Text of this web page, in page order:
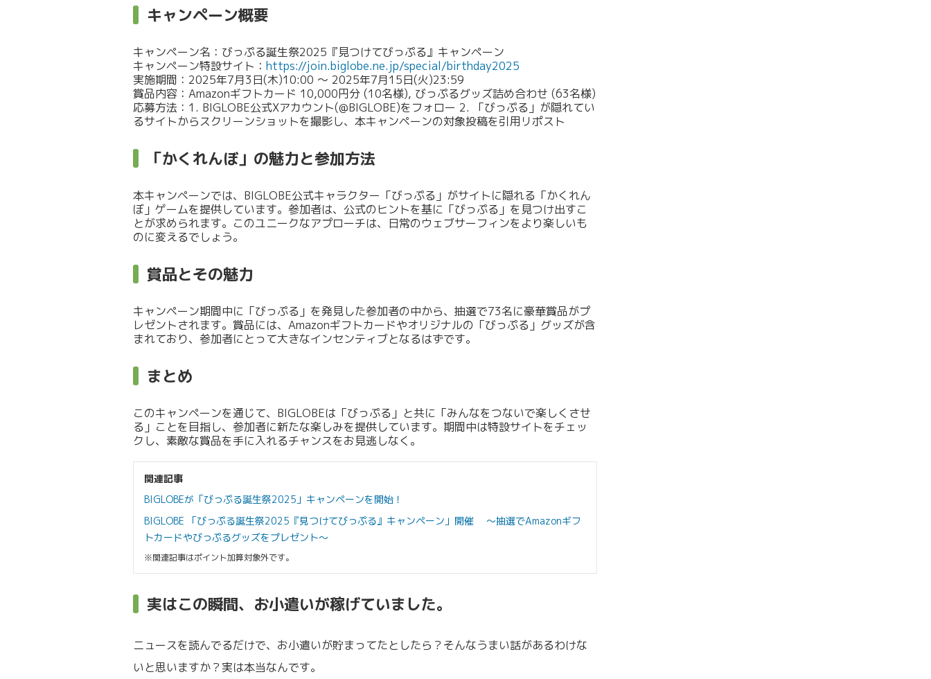
キャンペーン概要
キャンペーン名：びっぷる誕生祭2025『見つけてびっぷる』キャンペーン
キャンペーン特設サイト： https://join.biglobe.ne.jp/special/birthday2025
実施期間：2025年7月3日(木)10:00 ～ 2025年7月15日(火)23:59
賞品内容：Amazonギフトカード 10,000円分 (10名様), びっぷるグッズ詰め合わせ (63名様)
応募方法：1. BIGLOBE公式Xアカウント(@BIGLOBE)をフォロー 2. 「びっぷる」が隠れてい
るサイトからスクリーンショットを撮影し、本キャンペーンの対象投稿を引用リポスト
「かくれんぼ」の魅力と参加方法
本キャンペーンでは、BIGLOBE公式キャラクター「びっぷる」がサイトに隠れる「かくれん
ぼ」ゲームを提供しています。参加者は、公式のヒントを基に「びっぷる」を見つけ出すこ
とが求められます。このユニークなアプローチは、日常のウェブサーフィンをより楽しいも
のに変えるでしょう。
賞品とその魅力
キャンペーン期間中に「びっぷる」を発見した参加者の中から、抽選で73名に豪華賞品がプ
レゼントされます。賞品には、Amazonギフトカードやオリジナルの「びっぷる」グッズが含
まれており、参加者にとって大きなインセンティブとなるはずです。
まとめ
このキャンペーンを通じて、BIGLOBEは「びっぷる」と共に「みんなをつないで楽しくさせ
る」ことを目指し、参加者に新たな楽しみを提供しています。期間中は特設サイトをチェッ
クし、素敵な賞品を手に入れるチャンスをお見逃しなく。
関連記事
BIGLOBEが「びっぷる誕生祭2025」キャンペーンを開始！
BIGLOBE 「びっぷる誕生祭2025『見つけてびっぷる』キャンペーン」開催 ～抽選でAmazonギフ
トカードやびっぷるグッズをプレゼント～
※関連記事はポイント加算対象外です。
実はこの瞬間、お小遣いが稼げていました。
ニュースを読んでるだけで、お小遣いが貯まってたとしたら？そんなうまい話があるわけな
いと思いますか？実は本当なんです。